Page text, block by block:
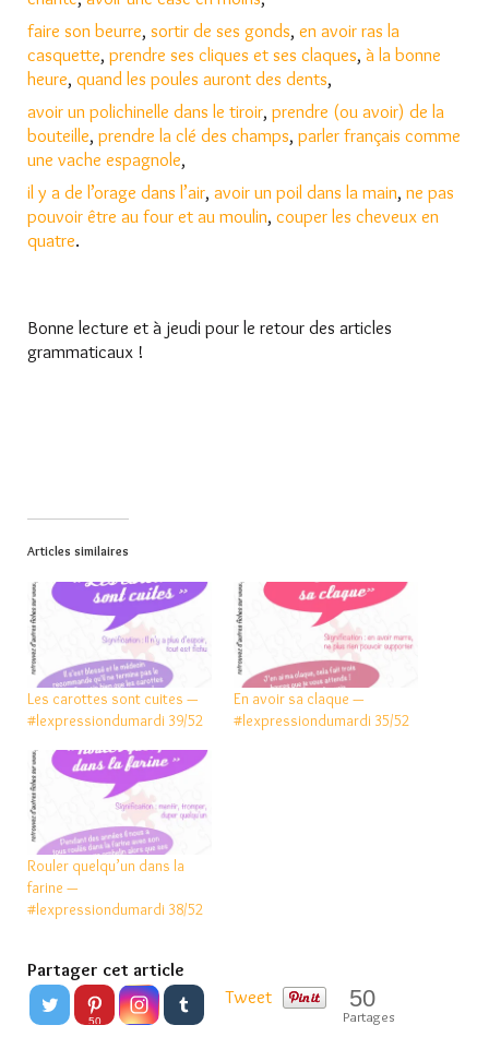
faire son beurre, sortir de ses gonds, en avoir ras la
casquette, prendre ses cliques et ses claques, à la bonne
heure, quand les poules auront des dents,
avoir un polichinelle dans le tiroir, prendre (ou avoir) de la
bouteille, prendre la clé des champs, parler français comme
une vache espagnole,
il y a de l’orage dans l’air, avoir un poil dans la main, ne pas
pouvoir être au four et au moulin, couper les cheveux en
quatre.
Bonne lecture et à jeudi pour le retour des articles
grammaticaux !
Articles similaires
Les carottes sont cuites —
#lexpressiondumardi 39/52
En avoir sa claque —
#lexpressiondumardi 35/52
Rouler quelqu’un dans la
farine —
#lexpressiondumardi 38/52
Partager cet article
50
Tweet 50
Partages